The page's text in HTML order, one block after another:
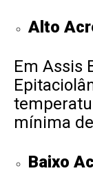
Alto
Em Assis
mínima
Baixo